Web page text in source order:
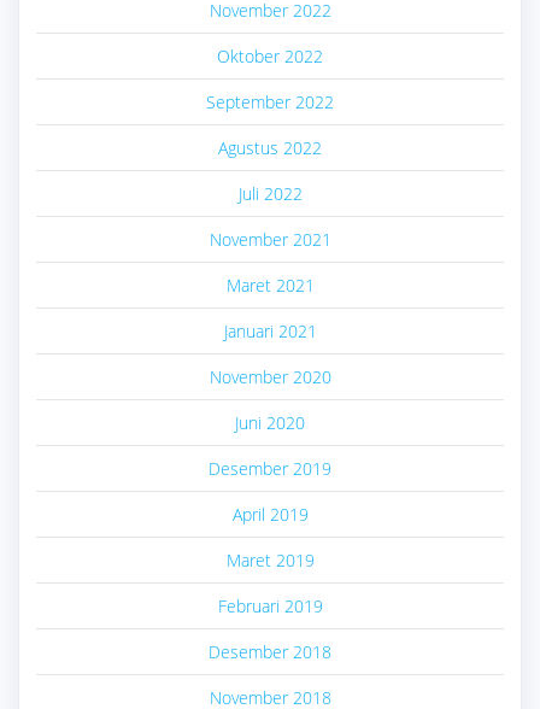
November 2022
Oktober 2022
September 2022
Agustus 2022
Juli 2022
November 2021
Maret 2021
Januari 2021
November 2020
Juni 2020
Desember 2019
April 2019
Maret 2019
Februari 2019
Desember 2018
November 2018